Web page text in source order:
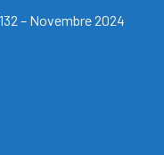
– Novembre 2024